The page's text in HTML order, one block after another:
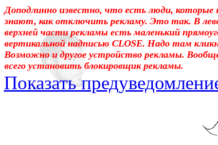
Доподлинно известно, что есть люди, которые
знают, как отключить рекламу. Это так. В
верхней части рекламы есть маленький
вертикальной надписью CLOSE. Надо там
Возможно и другое устройство рекламы.
всего установить блокировщик рекламы.
Показать
отошли от суеты. – Перед